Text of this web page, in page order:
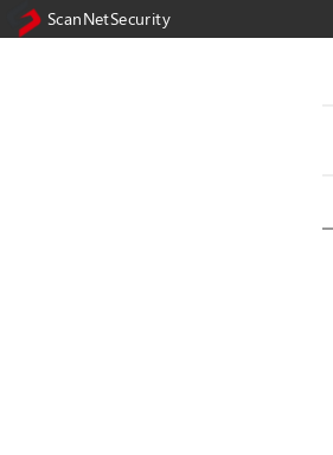
ScanNetSecurity